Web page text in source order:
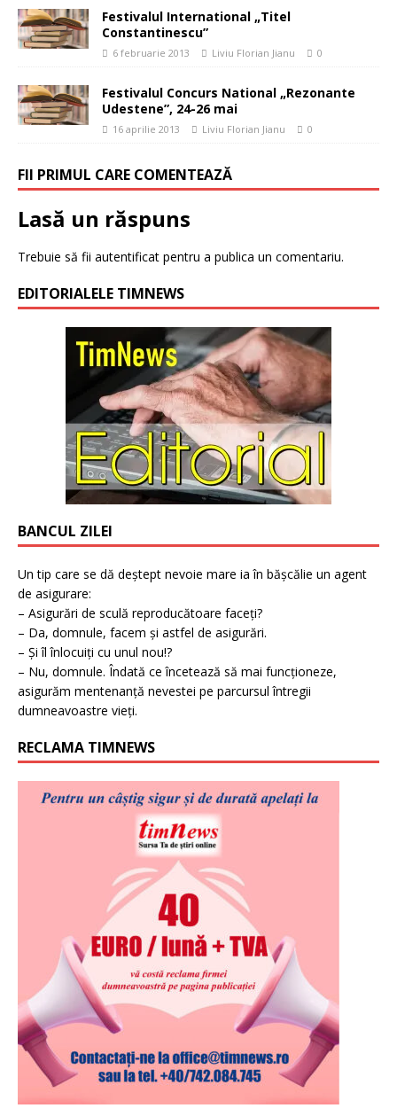
Festivalul International „Titel
Constantinescu”
6 februarie 2013 Liviu Florian Jianu 0
Festivalul Concurs National „Rezonante
Udestene”, 24-26 mai
16 aprilie 2013 Liviu Florian Jianu 0
FII PRIMUL CARE COMENTEAZĂ
Lasă un răspuns
Trebuie să fii autentificat pentru a publica un comentariu.
EDITORIALELE TIMNEWS
BANCUL ZILEI
Un tip care se dă deștept nevoie mare ia în bășcălie un agent
de asigurare:
– Asigurări de sculă reproducătoare faceți?
– Da, domnule, facem și astfel de asigurări.
– Și îl înlocuiți cu unul nou!?
– Nu, domnule. Îndată ce încetează să mai funcționeze,
asigurăm mentenanță nevestei pe parcursul întregii
dumneavoastre vieți.
RECLAMA TIMNEWS